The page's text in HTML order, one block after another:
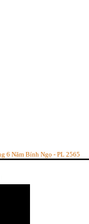
6 Năm Bính Ngọ - PL 2565